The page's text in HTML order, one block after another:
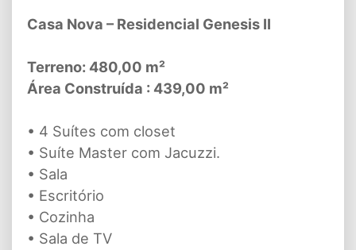
Casa Nova – Residencial Genesis II
Terreno: 480,00 m²
Área Construída : 439,00 m²
• 4 Suítes com closet
• Suíte Master com Jacuzzi.
• Sala
• Escritório
• Cozinha
• Sala de TV